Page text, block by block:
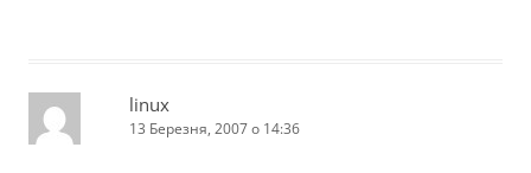
linux
13 Березня, 2007 о 14:36